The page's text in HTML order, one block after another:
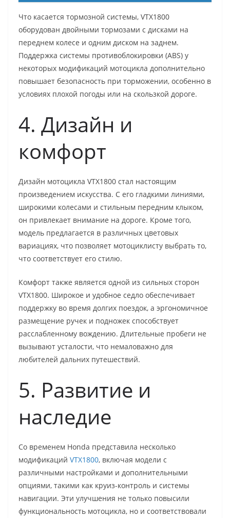
Что касается тормозной системы, VTX1800
оборудован двойными тормозами с дисками на
переднем колесе и одним диском на заднем.
Поддержка системы противоблокировки (ABS) у
некоторых модификаций мотоцикла дополнительно
повышает безопасность при торможении, особенно в
условиях плохой погоды или на скользкой дороге.
4. Дизайн и
комфорт
Дизайн мотоцикла VTX1800 стал настоящим
произведением искусства. С его гладкими линиями,
широкими колесами и стильным передним клыком,
он привлекает внимание на дороге. Кроме того,
модель предлагается в различных цветовых
вариациях, что позволяет мотоциклисту выбрать то,
что соответствует его стилю.
Комфорт также является одной из сильных сторон
VTX1800. Широкое и удобное седло обеспечивает
поддержку во время долгих поездок, а эргономичное
размещение ручек и подножек способствует
расслабленному вождению. Длительные пробеги не
вызывают усталости, что немаловажно для
любителей дальних путешествий.
5. Развитие и
наследие
Со временем Honda представила несколько
модификаций VTX1800, включая модели с
различными настройками и дополнительными
опциями, такими как круиз-контроль и системы
навигации. Эти улучшения не только повысили
функциональность мотоцикла, но и соответствовали